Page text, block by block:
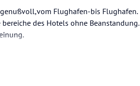
Flughafen-bis Flughafen.
des Hotels ohne Beanstandung.